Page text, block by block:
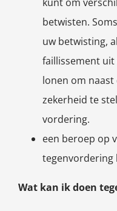
betwisten.
uw betwisting,
faillissement uit
lonen om
zekerheid te
vordering.
een beroep op
tegenvordering
Wat kan ik doen